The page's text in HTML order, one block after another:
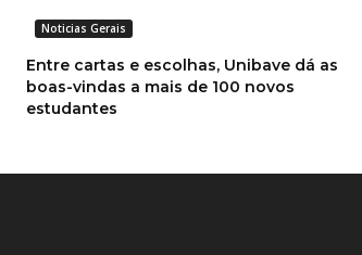
Noticias Gerais
Entre cartas e escolhas, Unibave dá as
boas-vindas a mais de 100 novos
estudantes